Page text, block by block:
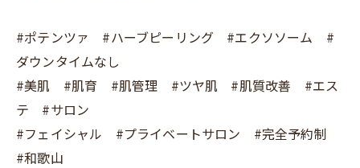
#ポテンツァ #ハーブピーリング #エクソソーム #
ダウンタイムなし
#美肌 #肌育 #肌管理 #ツヤ肌 #肌質改善 #エス
テ #サロン
#フェイシャル #プライベートサロン #完全予約制
#和歌山